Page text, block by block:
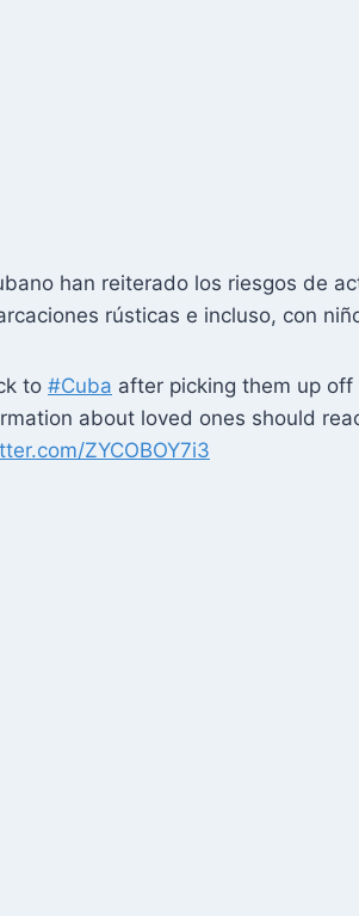
han reiterado los riesgos de
rústicas e incluso, con
to #Cuba after picking them up off
about loved ones should
ZYCOBOY7i3